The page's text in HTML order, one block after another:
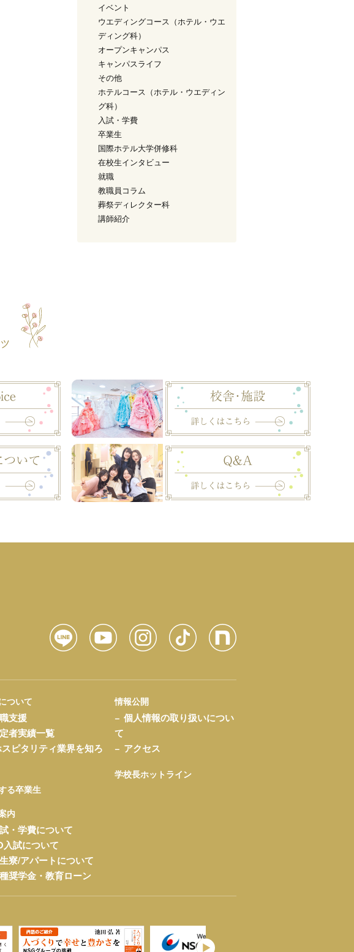
イベント
ウエディングコース（ホテル・ウエ
ディング科）
オープンキャンパス
キャンパスライフ
その他
ホテルコース（ホテル・ウエディン
グ科）
入試・学費
卒業生
国際ホテル大学併修科
在校生インタビュー
就職
教職員コラム
葬祭ディレクター科
講師紹介
ついて
支援
者実績一覧
ピタリティ業界を知ろ
る卒業生
内
・学費について
入試について
寮/アパートについて
奨学金・教育ローン
情報公開
個人情報の取り扱いについ
て
アクセス
学校長ホットライン